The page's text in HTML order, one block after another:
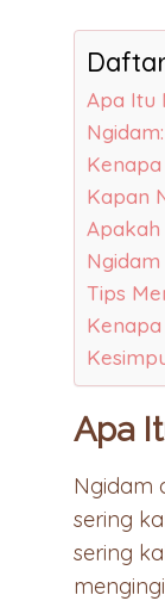
Apa Itu
Kenapa
Kapan
Apakah
Tips
Apa
Ngidam
sering
sering